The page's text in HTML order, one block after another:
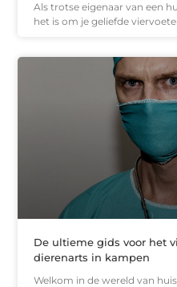
Als trotse eigenaar van een
het is om je geliefde
De ultieme gids voor het
dierenarts in kampen
Welkom in de wereld van